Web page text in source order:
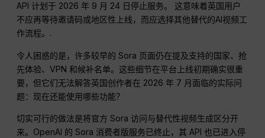
API 计划于 2026 年 9 月 24 日停止服务。 这意味着英国用户
不应再等待邀请码或地区性上线，而应选择其他替代的AI视频工
作流程。.
令人困惑的是，许多较早的 Sora 页面仍在提及支持的国家、抢
先体验、VPN 和候补名单。这些细节在平台上线初期确实很重
要，但它们无法解答英国创作者在 2026 年 7 月面临的实际问
题：现在还能使用哪些功能？
切实可行的做法是将官方 Sora 访问与替代性视频生成区分开
来。OpenAI 的 Sora 消费者版服务已终止，其 API 也已进入停